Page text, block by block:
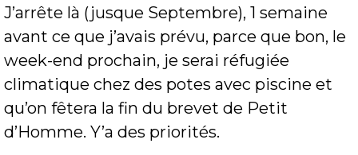
J’arrête là (jusque Septembre), 1 semaine
avant ce que j’avais prévu, parce que bon, le
week-end prochain, je serai réfugiée
climatique chez des potes avec piscine et
qu’on fêtera la fin du brevet de Petit
d’Homme. Y’a des priorités.